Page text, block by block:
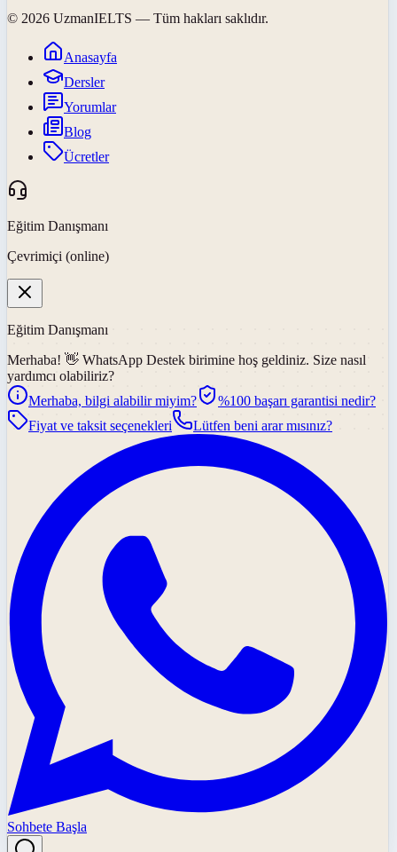
© 2026 UzmanIELTS — Tüm hakları saklıdır.
Anasayfa
Dersler
Yorumlar
Blog
Ücretler
Eğitim Danışmanı
Çevrimiçi (online)
Eğitim Danışmanı
Merhaba! 👋 WhatsApp Destek birimine hoş geldiniz. Size nasıl
yardımcı olabiliriz?
Merhaba, bilgi alabilir miyim?
%100 başarı garantisi nedir?
Fiyat ve taksit seçenekleri
Lütfen beni arar mısınız?
Sohbete Başla